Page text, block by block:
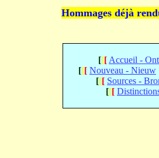
Hommages déjà
[[[ Accueil -
[[[ Nouveau - Nieuw
[[[ Sources -
[[[